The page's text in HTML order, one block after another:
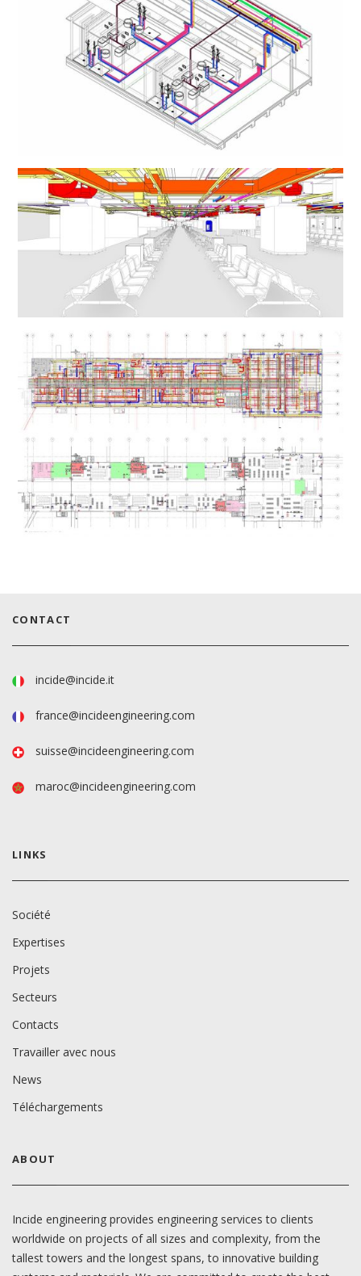
CONTACT
incide@incide.it
france@incideengineering.com
suisse@incideengineering.com
maroc@incideengineering.com
LINKS
Société
Expertises
Projets
Secteurs
Contacts
Travailler avec nous
News
Téléchargements
ABOUT
Incide engineering provides engineering services to clients
worldwide on projects of all sizes and complexity, from the
tallest towers and the longest spans, to innovative building